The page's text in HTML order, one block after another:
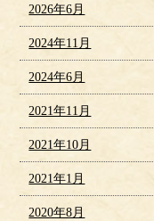
2026年6月
2024年11月
2024年6月
2021年11月
2021年10月
2021年1月
2020年8月